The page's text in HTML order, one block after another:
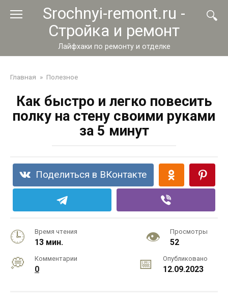
Srochnyi-remont.ru -
Стройка и ремонт
Лайфхаки по ремонту и отделке
Главная » Полезное
Как быстро и легко повесить
полку на стену своими руками
за 5 минут
Поделиться в ВКонтакте
Время чтения
13 мин.
Просмотры
52
Комментарии
0
Опубликовано
12.09.2023